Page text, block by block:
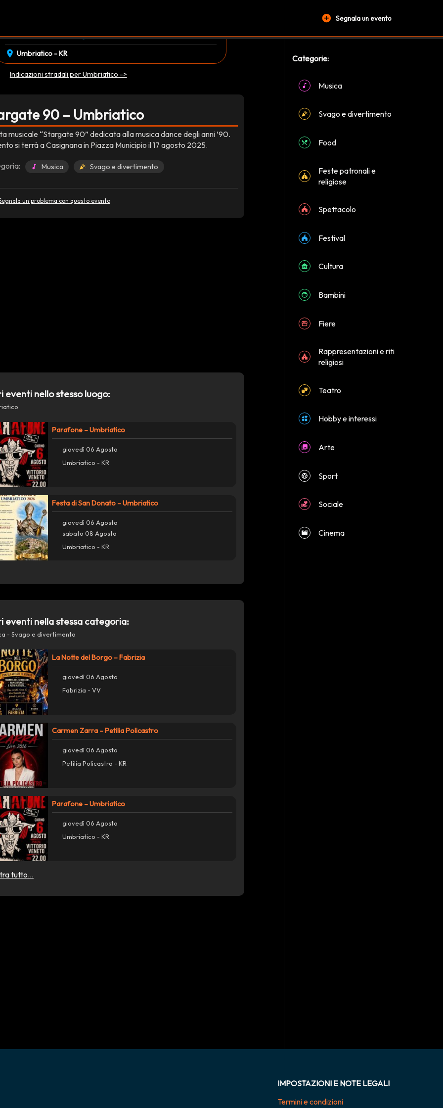
add_circle Segnala un evento
EVENTO CONCLUSO
event_available giovedì 14 Agosto schedule 22:00
location_on Umbriatico - KR
Indicazioni stradali per Umbriatico ->
90 – Umbriatico
musicale “Stargate 90” dedicata alla musica dance degli anni ’90.
si terrà a Casignana in Piazza Municipio il 17 agosto 2025.
Musica Svago e divertimento
un problema con questo evento
eventi nello stesso luogo:
Parafone – Umbriatico
giovedì 06 Agosto
Umbriatico - KR
Festa di San Donato – Umbriatico
giovedì 06 Agosto
sabato 08 Agosto
Umbriatico - KR
eventi nella stessa categoria:
- Svago e divertimento
La Notte del Borgo – Fabrizia
giovedì 06 Agosto
Fabrizia - VV
Carmen Zarra – Petilia Policastro
giovedì 06 Agosto
Petilia Policastro - KR
Parafone – Umbriatico
giovedì 06 Agosto
Umbriatico - KR
tutto...
Categorie:
Musica
Svago e divertimento
Food
Feste patronali e
religiose
Spettacolo
Festival
Cultura
Bambini
Fiere
Rappresentazioni e riti
religiosi
Teatro
Hobby e interessi
Arte
Sport
Sociale
Cinema
IMPOSTAZIONI E NOTE LEGALI
Termini e condizioni